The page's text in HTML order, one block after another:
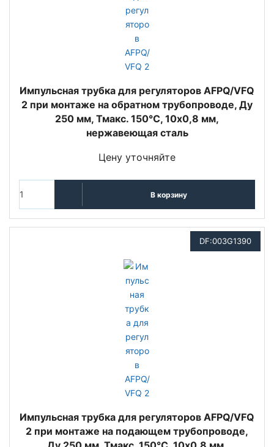
Импульсная трубка для регуляторов AFPQ/VFQ
2 при монтаже на обратном трубопроводе, Ду
250 мм, Тмакс. 150°С, 10x0,8 мм,
нержавеющая сталь
Цену уточняйте
В корзину
DF:003G1390
Импульсная трубка для регуляторов AFPQ/VFQ
2 при монтаже на подающем трубопроводе,